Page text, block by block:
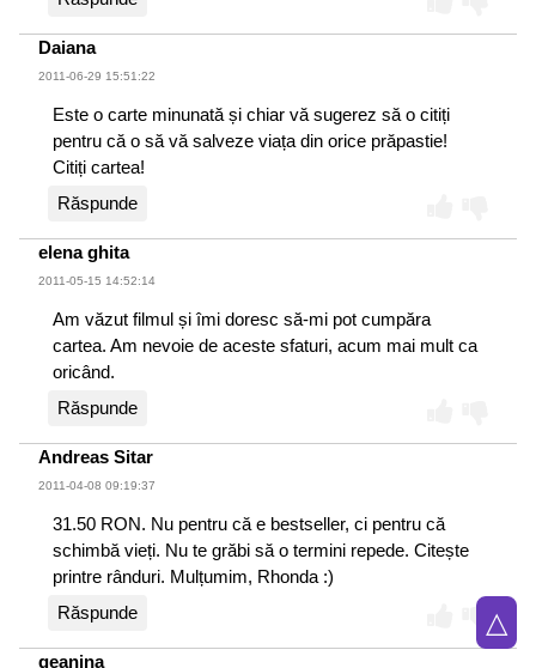
Daiana
2011-06-29 15:51:22
Este o carte minunată și chiar vă sugerez să o citiți
pentru că o să vă salveze viața din orice prăpastie!
Citiți cartea!
Răspunde
elena ghita
2011-05-15 14:52:14
Am văzut filmul și îmi doresc să-mi pot cumpăra
cartea. Am nevoie de aceste sfaturi, acum mai mult ca
oricând.
Răspunde
Andreas Sitar
2011-04-08 09:19:37
31.50 RON. Nu pentru că e bestseller, ci pentru că
schimbă vieți. Nu te grăbi să o termini repede. Citește
printre rânduri. Mulțumim, Rhonda :)
Răspunde
geanina
△